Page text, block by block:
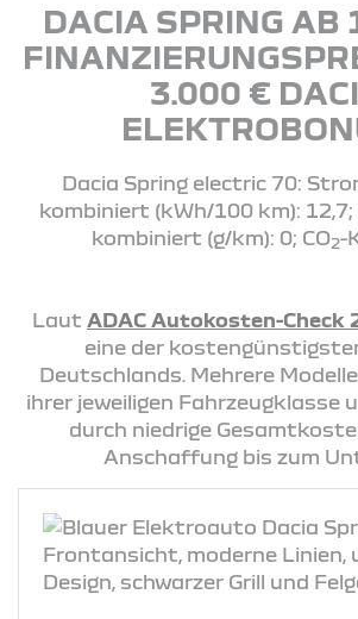
DACIA SPRING AB
3.000 €
Dacia Spring electric 70:
kombiniert (kWh/100 km): 12,7;
kombiniert (g/km): 0; CO2-
Laut ADAC Autokosten-Check
eine der
Deutschlands. Mehrere
ihrer jeweiligen Fahrzeugklasse
durch niedrige
Anschaffung bis zum